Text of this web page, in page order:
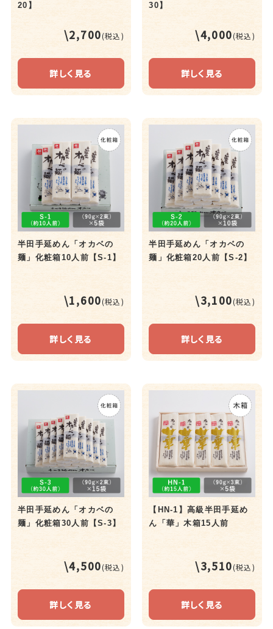
20】
\2,700(税込)
詳しく見る
30】
\4,000(税込)
詳しく見る
半田手延めん「オカベの
麺」化粧箱10人前【S-1】
\1,600(税込)
詳しく見る
半田手延めん「オカベの
麺」化粧箱20人前【S-2】
\3,100(税込)
詳しく見る
半田手延めん「オカベの
麺」化粧箱30人前【S-3】
\4,500(税込)
詳しく見る
【HN-1】高級半田手延め
ん「華」木箱15人前
\3,510(税込)
詳しく見る